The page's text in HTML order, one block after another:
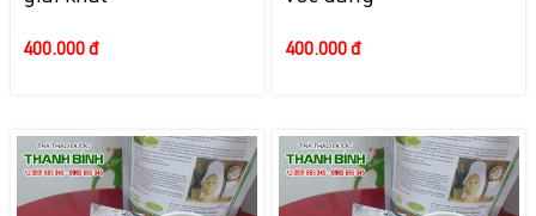
400.000 đ 400.000 đ